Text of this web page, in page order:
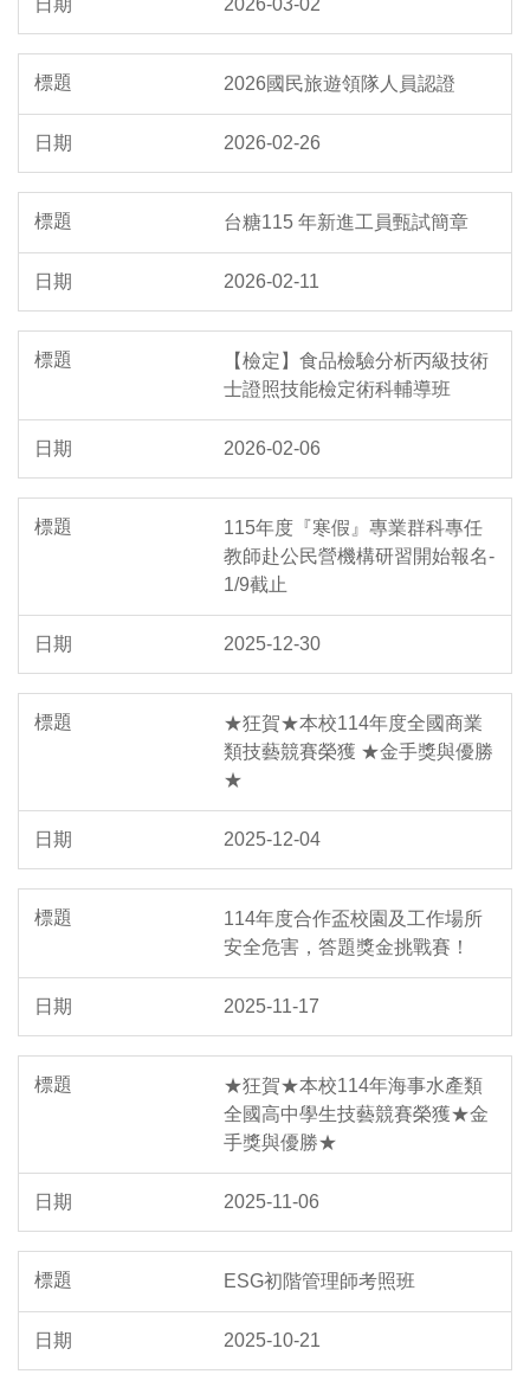
2026國民旅遊領隊人員認證
2026-02-26
台糖115 年新進工員甄試簡章
2026-02-11
【檢定】食品檢驗分析丙級技術
士證照技能檢定術科輔導班
2026-02-06
115年度『寒假』專業群科專任
教師赴公民營機構研習開始報名-
1/9截止
2025-12-30
★狂賀★本校114年度全國商業
類技藝競賽榮獲 ★金手獎與優勝
★
2025-12-04
114年度合作盃校園及工作場所
安全危害，答題獎金挑戰賽！
2025-11-17
★狂賀★本校114年海事水產類
全國高中學生技藝競賽榮獲★金
手獎與優勝★
2025-11-06
ESG初階管理師考照班
2025-10-21